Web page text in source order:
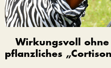
Wirkungsvoll
pflanzliches